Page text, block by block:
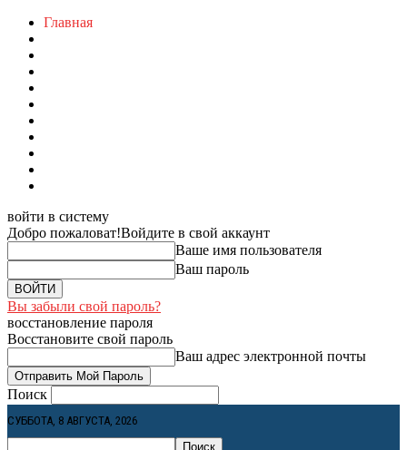
Главная
войти в систему
Добро пожаловат!Войдите в свой аккаунт
Ваше имя пользователя
Ваш пароль
Вы забыли свой пароль?
восстановление пароля
Восстановите свой пароль
Ваш адрес электронной почты
Поиск
СУББОТА, 8 АВГУСТА, 2026